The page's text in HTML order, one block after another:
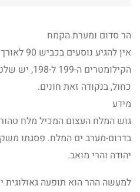
הר סדום ומערת הקמח
אין להגיע
כחול, בנקודה זאת חונים.
מידע
גוש המלח העצום המכיל מלח
בדרום-מערב ים המלח. פסגתו
יהודה והרי מואב.
למעשה ההר הוא תופעה גאולוגית